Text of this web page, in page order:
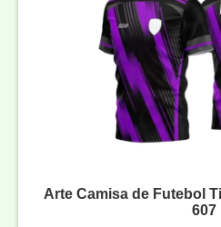
Arte Camisa de Futebol
607